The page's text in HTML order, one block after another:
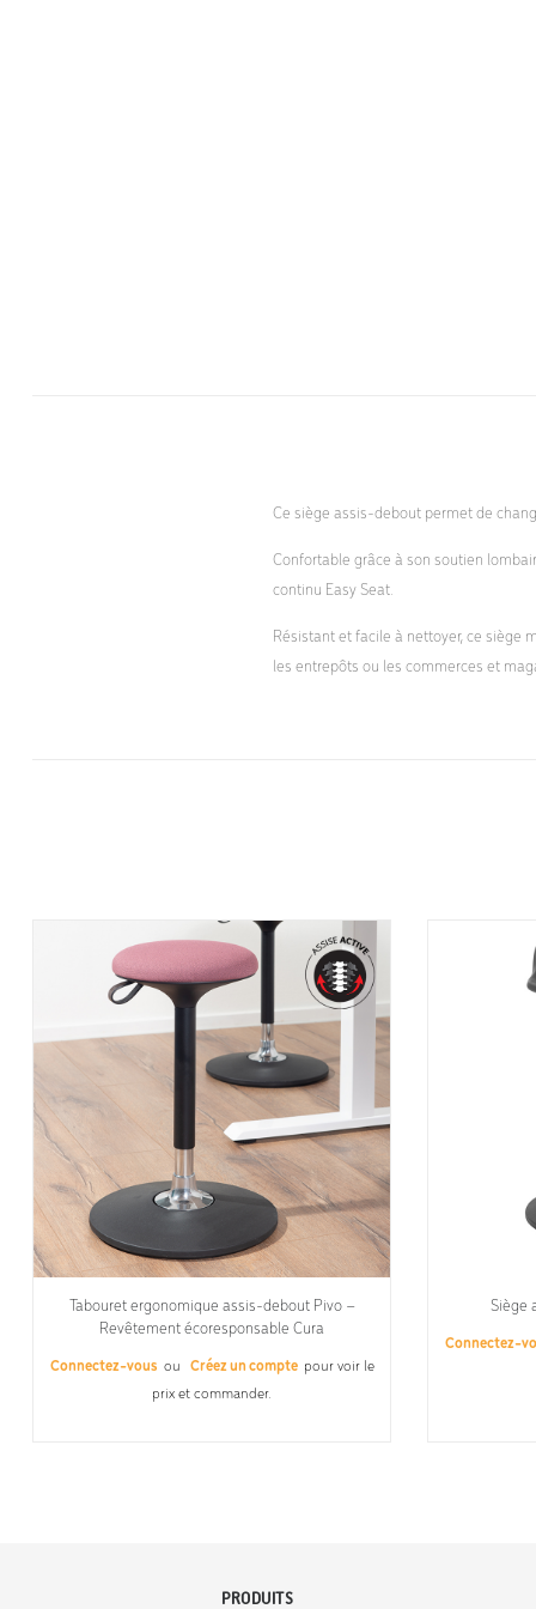
Ce siège assis-debout permet de
Confortable grâce à son soutien
continu Easy Seat.
Résistant et facile à nettoyer, ce siège
les entrepôts ou les commerces et
Tabouret ergonomique assis-debout Pivo –
Revêtement écoresponsable Cura
Connectez-vous ou Créez un compte pour voir le
prix et commander.
Siège
Connectez-
PRODUITS